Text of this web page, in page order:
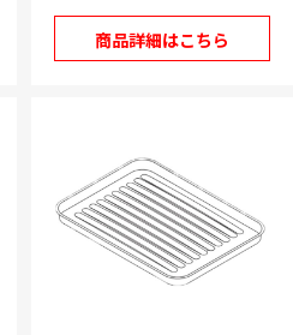
商品詳細はこちら